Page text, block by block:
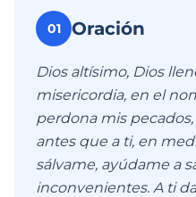
01 Oración
Dios altísimo, Dios
misericordia, en el
perdona mis
antes que a ti, en
sálvame, ayúdame a
inconvenientes. A ti